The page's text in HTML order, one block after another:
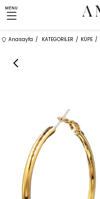
MENU
Anasayfa KATEGORİLER KÜPE